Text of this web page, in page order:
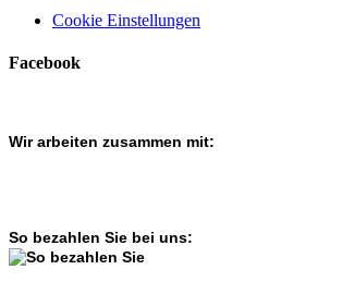
Cookie Einstellungen
Facebook
Wir arbeiten zusammen mit:
So bezahlen Sie bei uns: